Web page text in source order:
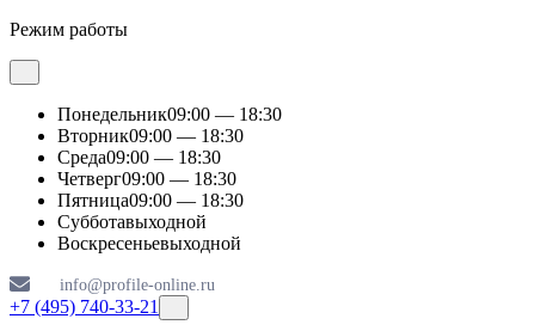
Режим работы
Понедельник09:00 — 18:30
Вторник09:00 — 18:30
Среда09:00 — 18:30
Четверг09:00 — 18:30
Пятница09:00 — 18:30
Субботавыходной
Воскресеньевыходной
info@profile-online.ru
+7 (495) 740-33-21